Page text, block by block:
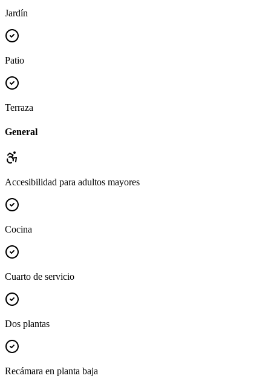
Jardín
Patio
Terraza
General
Accesibilidad para adultos mayores
Cocina
Cuarto de servicio
Dos plantas
Recámara en planta baja